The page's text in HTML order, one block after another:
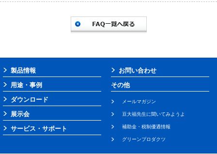
製品情報
用途・事例
ダウンロード
展示会
サービス・サポート
お問い合わせ
その他
メールマガジン
豆大福先生に聞いてみようよ
補助金・税制優遇情報
グリーンプロダクツ